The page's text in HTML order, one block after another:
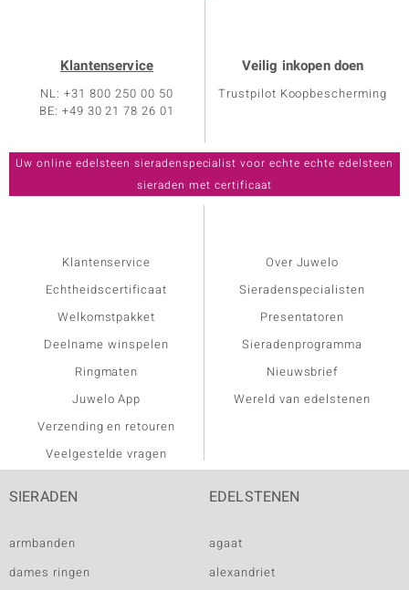
Klantenservice
NL: +31 800 250 00 50
BE: +49 30 21 78 26 01
Veilig inkopen doen
Trustpilot Koopbescherming
Klantenservice
Echtheidscertificaat
Welkomstpakket
Deelname winspelen
Ringmaten
Juwelo App
Verzending en retouren
Veelgestelde vragen
Over Juwelo
Sieradenspecialisten
Presentatoren
Sieradenprogramma
Nieuwsbrief
Wereld van edelstenen
SIERADEN
armbanden
dames ringen
EDELSTENEN
agaat
alexandriet